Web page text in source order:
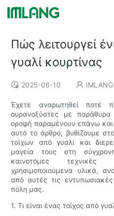
Πώς λειτουργεί
γυαλί κουρτίνας
2025-06-10 IMLANG
Έχετε αναρωτηθεί ποτέ
ουρανοξύστες με
οροφή παραμένουν επάνω
αυτό το άρθρο, βυθίζουμε
τοίχων από γυαλί και
μαγεία τους στη
καινοτόμες
χρησιμοποιούμενα υλικά,
από αυτές τις
πόλη μας.
1. Τι είναι ένας τοίχος από